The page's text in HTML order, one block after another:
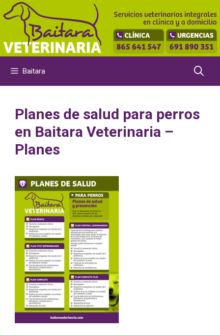
Saltar
al
contenido
Baitara
Planes de salud para perros
en Baitara Veterinaria –
Planes